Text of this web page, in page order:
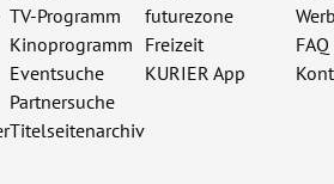
TV-Programm
Kinoprogramm
Eventsuche
Partnersuche
Titelseitenarchiv
futurezone
Freizeit
KURIER App
FAQ